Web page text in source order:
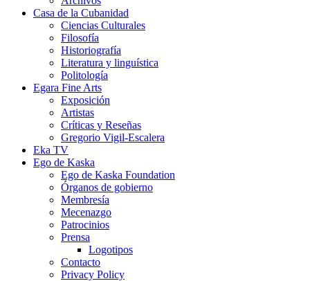
Casa de la Cubanidad
Ciencias Culturales
Filosofía
Historiografía
Literatura y linguística
Politología
Egara Fine Arts
Exposición
Artistas
Críticas y Reseñas
Gregorio Vigil-Escalera
Eka TV
Ego de Kaska
Ego de Kaska Foundation
Órganos de gobierno
Membresía
Mecenazgo
Patrocinios
Prensa
Logotipos
Contacto
Privacy Policy